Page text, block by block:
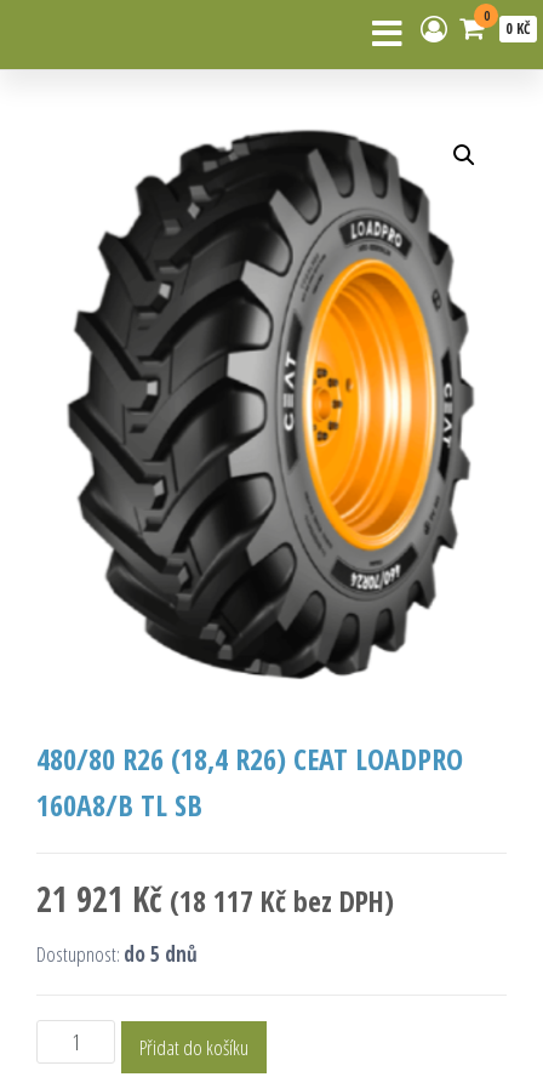
0
0 KČ
480/80 R26 (18,4 R26) CEAT LOADPRO
160A8/B TL SB
21 921 Kč (18 117 Kč bez DPH)
Dostupnost: do 5 dnů
Přidat do košíku